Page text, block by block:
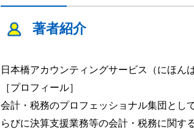
QⅡ-1-2 特定された資産
QⅡ-1-3 資産の使用を支配する権利の移転
QⅡ-1-4 建設業の重機等のリース
QⅡ-1-6 ショッピングセンターのテナント契約
QⅡ-1-7 製造業の貸与金型および機械装置
QⅡ-1-8 特定運送用車両の配送委託取引
QⅡ-1-9 リースを構成する部分と構成しない部
著者紹介
日本橋アカウンティングサービス（にほん
［プロフィール］
会計・税務のプロフェッショナル集団とし
らびに決算支援業務等の会計・税務に関す